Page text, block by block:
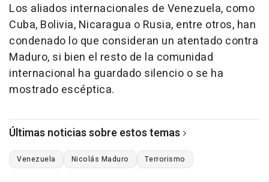
Los aliados internacionales de Venezuela, como
Cuba, Bolivia, Nicaragua o Rusia, entre otros, han
condenado lo que consideran un atentado contra
Maduro, si bien el resto de la comunidad
internacional ha guardado silencio o se ha
mostrado escéptica.
Últimas noticias sobre estos temas
Venezuela Nicolás Maduro Terrorismo